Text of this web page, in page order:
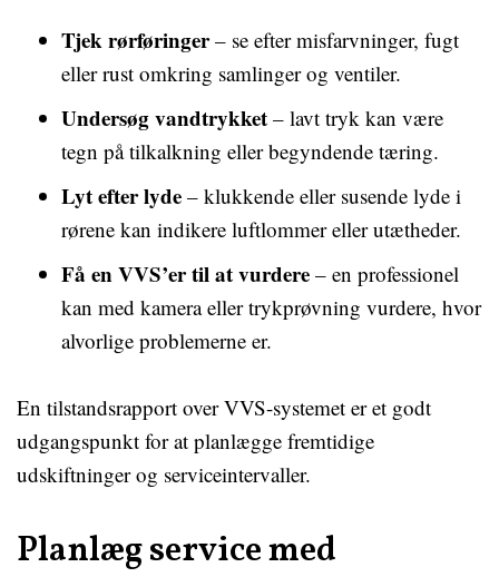
Tjek rørføringer– se efter misfarvninger, fugt
eller rust omkring samlinger og ventiler.
Undersøg vandtrykket – lavt tryk kan være
tegn på tilkalkning eller begyndende tæring.
Lyt efter lyde – klukkende eller susende lyde i
rørene kan indikere luftlommer eller utætheder.
Få en VVS’er til at vurdere – en professionel
kan med kamera eller trykprøvning vurdere, hvor
alvorlige problemerne er.
En tilstandsrapport over VVS-systemet er et godt
udgangspunkt for at planlægge fremtidige
udskiftninger og serviceintervaller.
Planlæg service med